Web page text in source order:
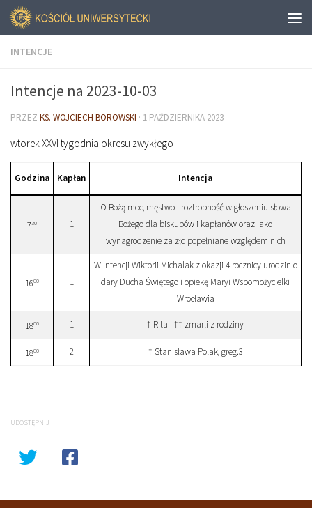
INTENCJE
Intencje na 2023-10-03
PRZEZ KS. WOJCIECH BOROWSKI · 1 PAŹDZIERNIKA 2023
wtorek XXVI tygodnia okresu zwykłego
Godzina Kapłan Intencja
730 1
O Bożą moc, męstwo i roztropność w głoszeniu słowa
Bożego dla biskupów i kapłanów oraz jako
wynagrodzenie za zło popełniane względem nich
1600 1
W intencji Wiktorii Michalak z okazji 4 rocznicy urodzin o
dary Ducha Świętego i opiekę Maryi Wspomożycielki
Wrocławia
1800 1 † Rita i †† zmarli z rodziny
1800 2 † Stanisława Polak, greg.3
UDOSTĘPNIJ